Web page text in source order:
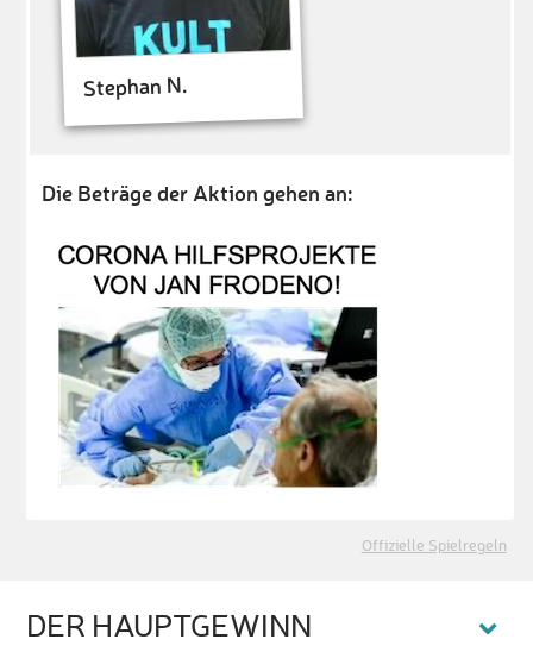
Stephan N.
Die Beträge der Aktion gehen an:
Offizielle Spielregeln
DER HAUPTGEWINN